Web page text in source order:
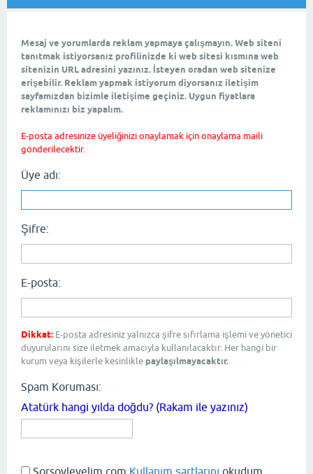
Mesaj ve yorumlarda reklam yapmaya çalışmayın. Web siteni
tanıtmak istiyorsanız profilinizde ki web sitesi kısmına web
sitenizin URL adresini yazınız. İsteyen oradan web sitenize
erişebilir. Reklam yapmak istiyorum diyorsanız iletişim
sayfamızdan bizimle iletişime geçiniz. Uygun fiyatlara
reklamınızı biz yapalım.
E-posta adresinize üyeliğinizi onaylamak için onaylama maili
gönderilecektir.
Üye adı:
Şifre:
E-posta:
Dikkat: E-posta adresiniz yalnızca şifre sıfırlama işlemi ve yönetici
duyurularını size iletmek amacıyla kullanılacaktır. Her hangi bir
kurum veya kişilerle kesinlikle paylaşılmayacaktır.
Spam Koruması:
Atatürk hangi yılda doğdu? (Rakam ile yazınız)
Sorsoyleyelim.com Kullanım şartlarını okudum,